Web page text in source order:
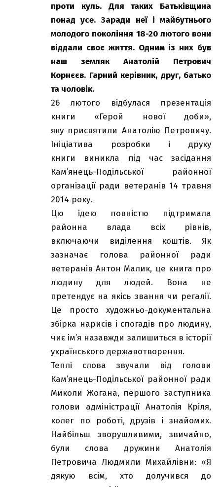
проти куль. Для таких Батьківщина
понад усе. Заради неї і майбутнього
молодого покоління 18-20 лютого вони
віддали своє життя. Одним із них був
наш земляк Анатолій Петрович
Корнєєв. Гарний керівник, друг, батько
та чоловік.
26 лютого відбулася презентація
книги «Герой нової доби»,
яку присвятили Анатолію Петровичу.
Ініціатива розробки і друку
книги виникла під час засідання
Кам’янець-Подільської районної
організації ради ветеранів 14 травня
2014 року.
Цю ідею повністю підтримала
районна влада всіх рівнів,
включаючи виділення коштів. Як
зазначає голова районної ради
ветеранів Антон Малик, це книга про
людину для людей. Вона не
претендує на якісь звання чи регалії.
Це просто художньо-документальна
збірка нарисів і спогадів про людину,
чиє ім’я назавжди залишиться в історії
українського державотворення.
Теплі слова звучали від голови
Кам’янець-Подільської районної ради
Миколи Жогана, першого заступника
голови адміністрації Анатолія Кріля,
колег по роботі, друзів і знайомих.
Найбільш зворушливими, звичайно,
були слова дружини Анатолія
Петровича Людмили Михайлівни: «Я
дякую всім, хто долучився до